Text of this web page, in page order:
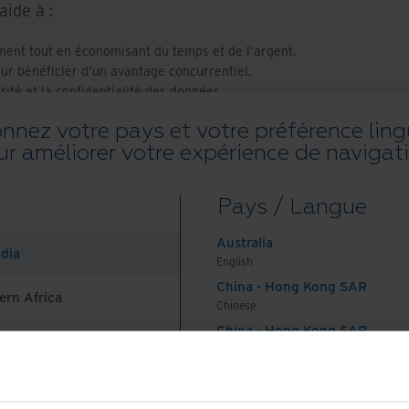
votre pays et votre préférence
améliorer votre expérience de
Africa
And Turkey
Pays / Langue
Australia
English
China - Hong Kong SAR
Chinese
China - Hong Kong SAR
à :
tout en économisant du temps et de l'argent.
bénéficier d'un avantage concurrentiel.
et la confidentialité des données.
pour le KYC
pour le KYC, nos experts peuvent vous aider à
une interface qui permet de fluidifier l'envoi des documents
processus automatisés enregistrent les informations dans le
avec rapidité et précision.
la documentation papier existante, ou Iron Mountain peut s'en
optique de caractères (OCR) extrait les contenus
Les fonctionnalités avec peu de code ou sans code vous